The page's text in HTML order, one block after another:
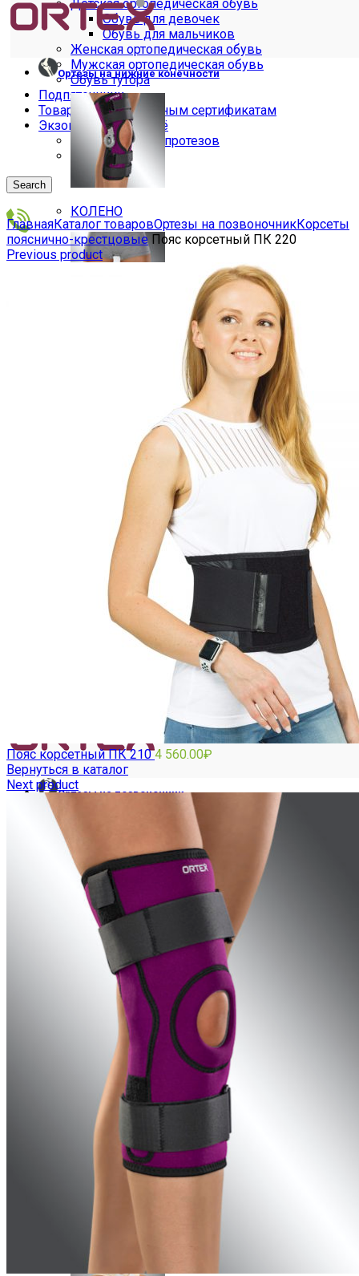
Детская ортопедическая обувь
Обувь для девочек
Обувь для мальчиков
Женская ортопедическая обувь
Мужская ортопедическая обувь
Обувь тутора
Подпяточники
Товары по электронным сертификатам
Экзопротезы и бельё
Бельё для экзопротезов
Экзопротезы
Search
Ортезы на нижние конечности
КОЛЕНО
ГОЛЕНОСТОП, ПАЛЬЦЫ
Ортезы на шейный отдел позвоночника
Ортезы на позвоночник
ГРУДОПОЯСНИЧНЫЕ
ПОЯСНИЧНЫЕ
ПОЯСНИЧНО-КРЕСТЦОВЫЕ
Увеличить
ГлавнаяКаталог товаровОртезы на позвоночникКорсеты
пояснично-крестцовые Пояс корсетный ПК 220
Previous product
Пояс корсетный ПК 2104 560.00₽
Вернуться в каталог
Next product